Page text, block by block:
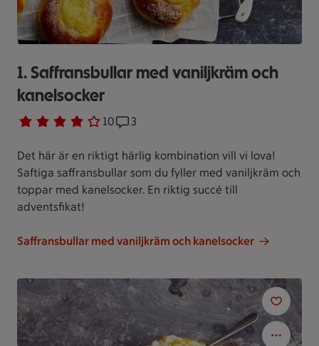
1. Saffransbullar med vaniljkräm och
kanelsocker
Betyg 4 av 5. 10
10 personer har röstatReceptet har 3 kommentarer
3
Det här är en riktigt härlig kombination vill vi lova!
Saftiga saffransbullar som du fyller med vaniljkräm och
toppar med kanelsocker. En riktig succé till
adventsfikat!
Saffransbullar med vaniljkräm och kanelsocker